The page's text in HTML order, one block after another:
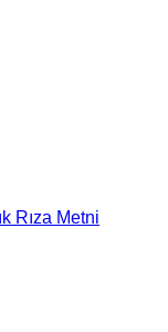
Rıza Metni